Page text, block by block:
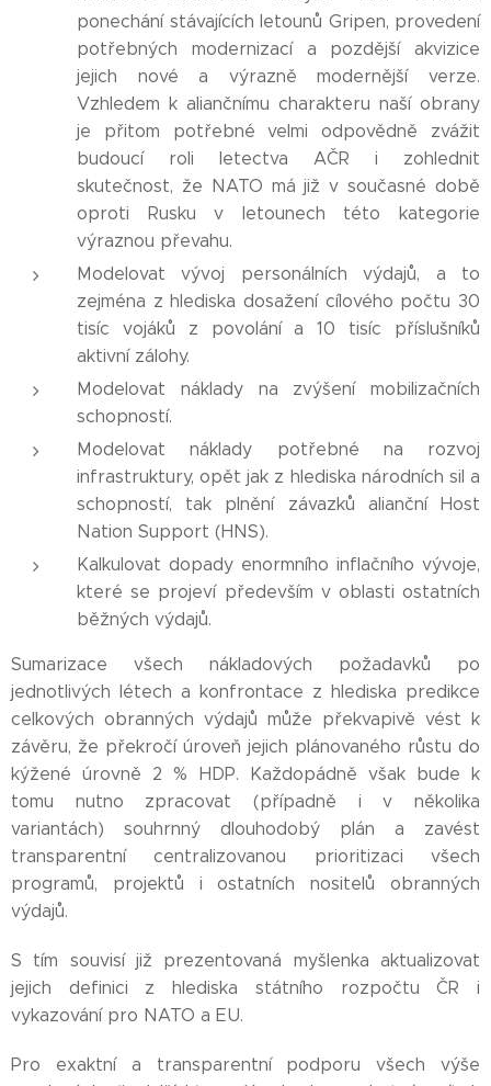
ponechání stávajících letounů Gripen, provedení
potřebných modernizací a pozdější akvizice
jejich nové a výrazně modernější verze.
Vzhledem k aliančnímu charakteru naší obrany
je přitom potřebné velmi odpovědně zvážit
budoucí roli letectva AČR i zohlednit
skutečnost, že NATO má již v současné době
oproti Rusku v letounech této kategorie
výraznou převahu.
Modelovat vývoj personálních výdajů, a to
zejména z hlediska dosažení cílového počtu 30
tisíc vojáků z povolání a 10 tisíc příslušníků
aktivní zálohy.
Modelovat náklady na zvýšení mobilizačních
schopností.
Modelovat náklady potřebné na rozvoj
infrastruktury, opět jak z hlediska národních sil a
schopností, tak plnění závazků alianční Host
Nation Support (HNS).
Kalkulovat dopady enormního inflačního vývoje,
které se projeví především v oblasti ostatních
běžných výdajů.
Sumarizace všech nákladových požadavků po
jednotlivých létech a konfrontace z hlediska predikce
celkových obranných výdajů může překvapivě vést k
závěru, že překročí úroveň jejich plánovaného růstu do
kýžené úrovně 2 % HDP. Každopádně však bude k
tomu nutno zpracovat (případně i v několika
variantách) souhrnný dlouhodobý plán a zavést
transparentní centralizovanou prioritizaci všech
programů, projektů i ostatních nositelů obranných
výdajů.
S tím souvisí již prezentovaná myšlenka aktualizovat
jejich definici z hlediska státního rozpočtu ČR i
vykazování pro NATO a EU.
Pro exaktní a transparentní podporu všech výše